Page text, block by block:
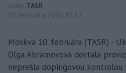
Autor TASR
10. februára 2016 16:17
Moskva 10. februára (TASR) -
Oľga Abramovová dostala
neprešla dopingovou kontrolou.